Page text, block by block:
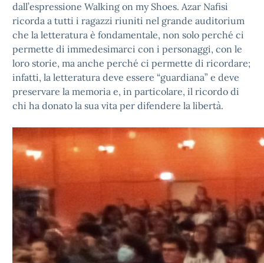
dall’espressione Walking on my Shoes. Azar Nafisi
ricorda a tutti i ragazzi riuniti nel grande auditorium
che la letteratura è fondamentale, non solo perché ci
permette di immedesimarci con i personaggi, con le
loro storie, ma anche perché ci permette di ricordare;
infatti, la letteratura deve essere “guardiana” e deve
preservare la memoria e, in particolare, il ricordo di
chi ha donato la sua vita per difendere la libertà.